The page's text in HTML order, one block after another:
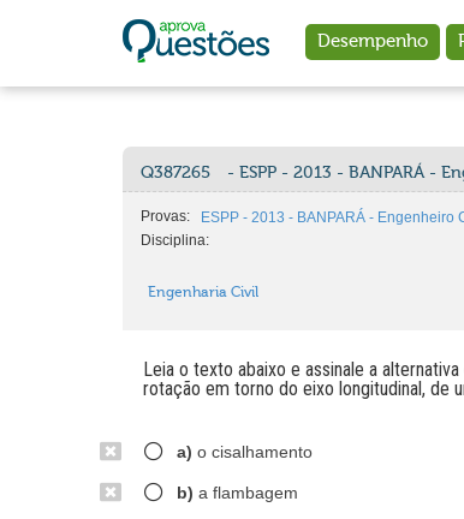
Desempenho
Q387265 - ESPP - 2013 - BANPARÁ -
Provas:
ESPP - 2013 - BANPARÁ - Engenheiro
Disciplina:
Engenharia Civil
Leia o texto abaixo e assinale a
rotação em torno do eixo longitudinal, de
a) o cisalhamento
b) a flambagem